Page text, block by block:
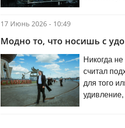
от них —
Рождество
17 Июнь 2026 - 10:49
Модно то, что носишь с
Никогда
считал
для того
одного из